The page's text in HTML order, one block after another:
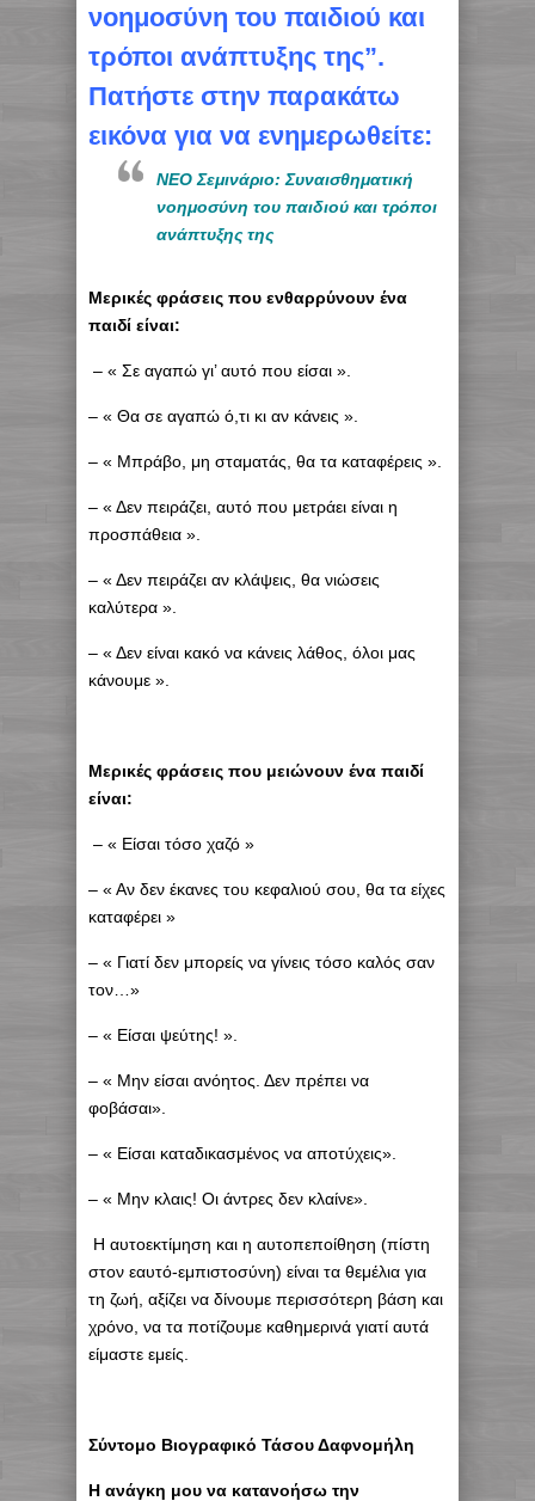
νοημοσύνη του παιδιού και
τρόποι ανάπτυξης της”.
Πατήστε στην παρακάτω
εικόνα για να ενημερωθείτε:
NEO Σεμινάριο: Συναισθηματική
νοημοσύνη του παιδιού και τρόποι
ανάπτυξης της
Μερικές φράσεις που ενθαρρύνουν ένα
παιδί είναι:
– « Σε αγαπώ γι’ αυτό που είσαι ».
– « Θα σε αγαπώ ό,τι κι αν κάνεις ».
– « Μπράβο, μη σταματάς, θα τα καταφέρεις ».
– « Δεν πειράζει, αυτό που μετράει είναι η
προσπάθεια ».
– « Δεν πειράζει αν κλάψεις, θα νιώσεις
καλύτερα ».
– « Δεν είναι κακό να κάνεις λάθος, όλοι μας
κάνουμε ».
Μερικές φράσεις που μειώνουν ένα παιδί
είναι:
– « Είσαι τόσο χαζό »
– « Αν δεν έκανες του κεφαλιού σου, θα τα είχες
καταφέρει »
– « Γιατί δεν μπορείς να γίνεις τόσο καλός σαν
τον…»
– « Είσαι ψεύτης! ».
– « Μην είσαι ανόητος. Δεν πρέπει να
φοβάσαι».
– « Είσαι καταδικασμένος να αποτύχεις».
– « Μην κλαις! Οι άντρες δεν κλαίνε».
Η αυτοεκτίμηση και η αυτοπεποίθηση (πίστη
στον εαυτό-εμπιστοσύνη) είναι τα θεμέλια για
τη ζωή, αξίζει να δίνουμε περισσότερη βάση και
χρόνο, να τα ποτίζουμε καθημερινά γιατί αυτά
είμαστε εμείς.
Σύντομο Βιογραφικό Τάσου Δαφνομήλη
Η ανάγκη μου να κατανοήσω την